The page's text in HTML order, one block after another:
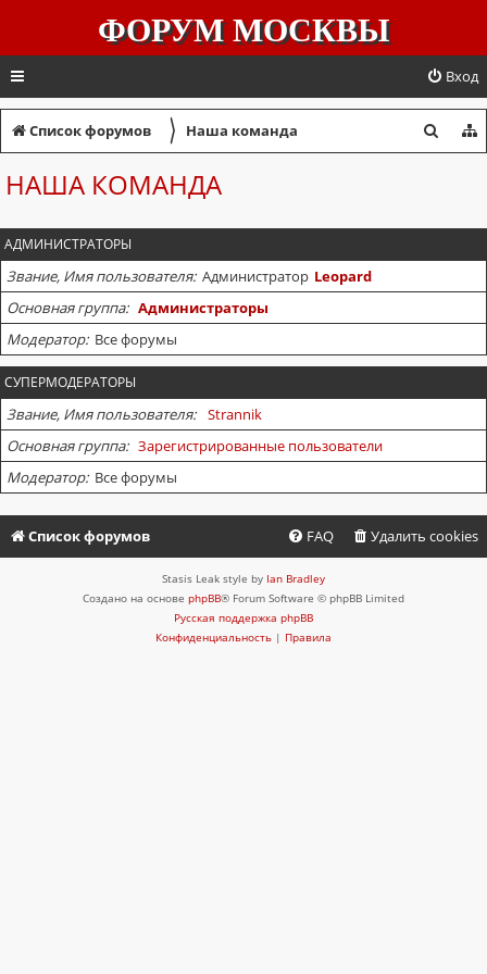
ФОРУМ МОСКВЫ
Вход
Список форумов 〉 Наша команда
с
НАША КОМАНДА
АДМИНИСТРАТОРЫ
Звание, Имя пользователя Администратор Leopard
Основная группа
Администраторы
Модератор Все форумы
СУПЕРМОДЕРАТОРЫ
Звание, Имя пользователя
Strannik
Основная группа
Зарегистрированные пользователи
Модератор Все форумы
Список форумов Удалить cookies
FAQ
Stasis Leak style by Ian Bradley
Создано на основе phpBB® Forum Software © phpBB Limited
Русская поддержка phpBB
Конфиденциальность | Правила